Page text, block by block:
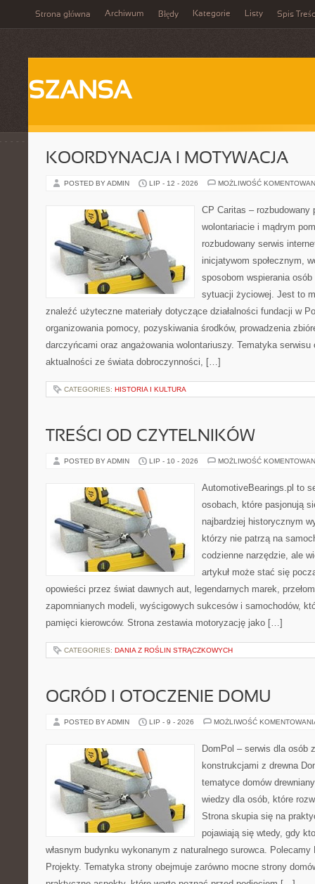
Strona główna Archiwum Błędy Kategorie Listy Spis
SZANSA
KOORDYNACJA I MOTYWACJA
POSTED BY ADMIN LIP - 12 - 2026 MOŻLIWOŚĆ
CP Caritas – rozbudowany
wolontariacie i mądrym
rozbudowany serwis
inicjatywom społecznym,
sposobom wspierania
sytuacji życiowej. Jest to
znaleźć użyteczne materiały dotyczące działalności fundacji w
organizowania pomocy, pozyskiwania środków, prowadzenia
darczyńcami oraz angażowania wolontariuszy. Tematyka
aktualności ze świata dobroczynności, […]
CATEGORIES: HISTORIA I KULTURA
TREŚCI OD CZYTELNIKÓW
POSTED BY ADMIN LIP - 10 - 2026 MOŻLIWOŚĆ
AutomotiveBearings.pl to
osobach, które pasjonują
najbardziej historycznym
którzy nie patrzą na
codzienne narzędzie, ale
artykuł może stać się
opowieści przez świat dawnych aut, legendarnych marek,
zapomnianych modeli, wyścigowych sukcesów i samochodów,
pamięci kierowców. Strona zestawia motoryzację jako […]
CATEGORIES: DANIA Z ROŚLIN STRĄCZKOWYCH
OGRÓD I OTOCZENIE DOMU
POSTED BY ADMIN LIP - 9 - 2026 MOŻLIWOŚĆ
DomPol – serwis dla osób
konstrukcjami z drewna
tematyce domów
wiedzy dla osób, które
Strona skupia się na
pojawiają się wtedy, gdy
własnym budynku wykonanym z naturalnego surowca.
Projekty. Tematyka strony obejmuje zarówno mocne strony